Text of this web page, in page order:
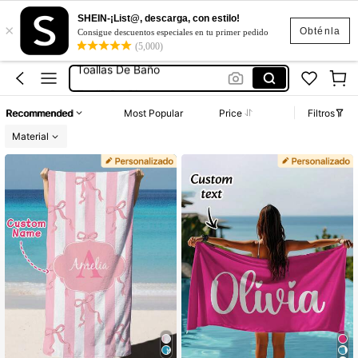
Obténla
×
SHEIN-¡List@, descarga, con estilo!
Consigue descuentos especiales en tu primer pedido
(5,000)
Toallas De Playa
Toalla Personalizada
Toallas De Baño
Toalla De Playa
Toalla Personalizada
Recommended Most Popular Price
Filtros
Material